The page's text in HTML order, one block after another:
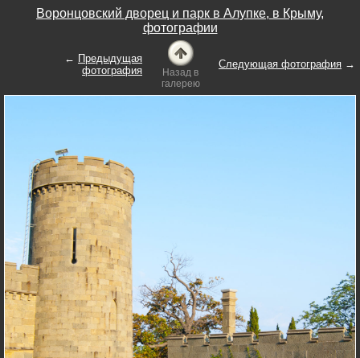
Воронцовский дворец и парк в Алупке, в Крыму,
фотографии
← Предыдущая
фотография
Назад в
галерею
Следующая фотография →